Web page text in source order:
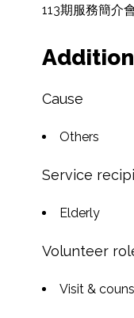
113期服務簡介
Cause
Others
Service
Elderly
Volunteer
Visit &